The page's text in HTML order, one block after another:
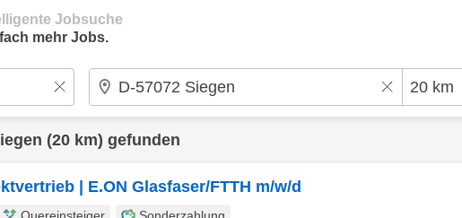
Jobsuche
mehr Jobs.
(20 km) gefunden
| E.ON Glasfaser/FTTH m/w/d